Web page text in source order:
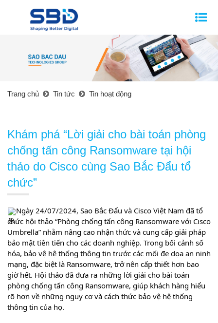
Trang chủ Tin tức Tin hoạt động
Khám phá “Lời giải cho bài toán phòng
chống tấn công Ransomware tại hội
thảo do Cisco cùng Sao Bắc Đẩu tổ
chức”
Ngày 24/07/2024, Sao Bắc Đẩu và Cisco Việt Nam đã tổ
chức hội thảo “Phòng chống tấn công Ransomware với Cisco
Umbrella” nhằm nâng cao nhận thức và cung cấp giải pháp
bảo mật tiên tiến cho các doanh nghiệp. Trong bối cảnh số
hóa, bảo vệ hệ thống thông tin trước các mối đe dọa an ninh
mạng, đặc biệt là Ransomware, trở nên cấp thiết hơn bao
giờ hết. Hội thảo đã đưa ra những lời giải cho bài toán
phòng chống tấn công Ransomware, giúp khách hàng hiểu
rõ hơn về những nguy cơ và cách thức bảo vệ hệ thống
thông tin của họ.